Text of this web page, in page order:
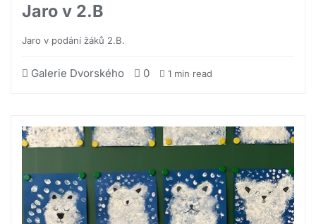
Jaro v 2.B
Jaro v podání žáků 2.B.
Galerie Dvorského 0 1 min read